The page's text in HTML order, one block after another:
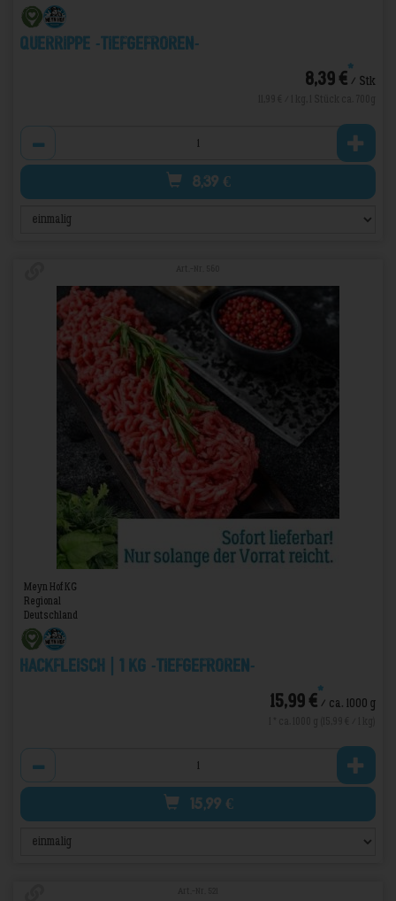
Querrippe -TIEFGEFROREN-
8,39 €*/ Stk
8,39 €
Meyn Hof KG
Regional
Deutschland
Hackfleisch | 1 kg -TIEFGEFROREN-
15,99 €*/ ca. 1000 g
15,99 €